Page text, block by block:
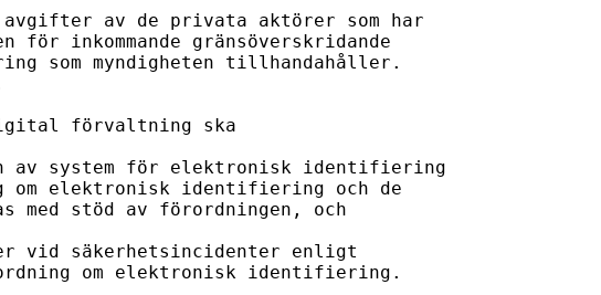
av de privata aktörer som har
inkommande gränsöverskridande
som myndigheten tillhandahåller.
förvaltning ska
av system för elektronisk identifiering
om elektronisk identifiering och de
med stöd av förordningen, och
vid säkerhetsincidenter enligt
om elektronisk identifiering.